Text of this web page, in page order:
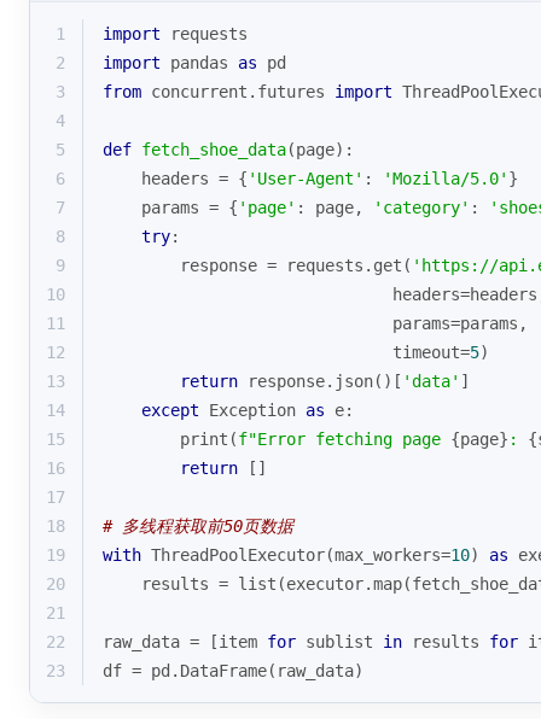
1 import requests
2
import pandas as pd
3
from concurrent.futures import
4
5
def fetch_shoe_data(page):
6
    headers = {
'User-Agent' : 'Mozilla/5.0' }
7
    params = {
'page' : page, 'category' :
8
try:
9
        response = requests.get(
'https://
10
11
                              params=params,
12
                              timeout=
5)
13
return response.json()[ 'data' ]
14
except Exception as e:
15
print (f"Error fetching page {page} : {
16
return []
17
18
# 多线程获取前50页数据
19
with ThreadPoolExecutor(max_workers=10) as
20
    results =
list (executor.map
21
22
raw_data = [item for sublist in results for
23
df = pd.DataFrame(raw_data)